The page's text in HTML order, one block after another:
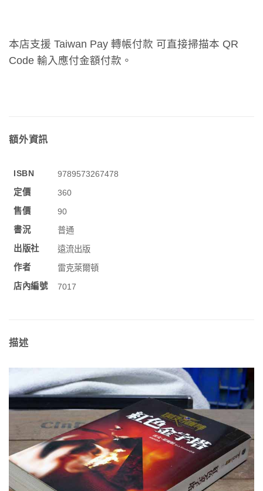
本店支援 Taiwan Pay 轉帳付款 可直接掃描本 QR
Code 輸入應付金額付款。
額外資訊
ISBN
9789573267478
定價
360
售價
90
書況
普通
出版社
遠流出版
作者
雷克萊爾頓
店內編號
7017
描述